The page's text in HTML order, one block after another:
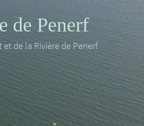
de Penerf
de la Rivière de Penerf